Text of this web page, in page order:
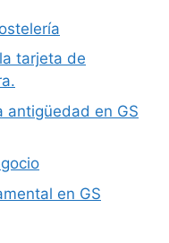
tarjeta de
antigüedad en GS
en GS